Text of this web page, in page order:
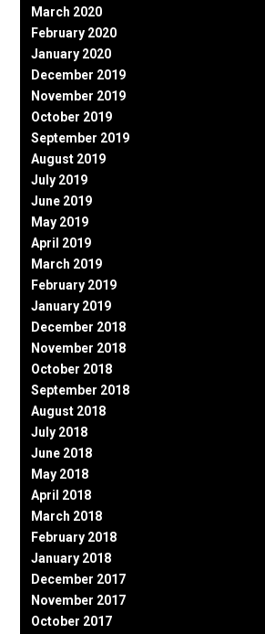
March 2020
February 2020
January 2020
December 2019
November 2019
October 2019
September 2019
August 2019
July 2019
June 2019
May 2019
April 2019
March 2019
February 2019
January 2019
December 2018
November 2018
October 2018
September 2018
August 2018
July 2018
June 2018
May 2018
April 2018
March 2018
February 2018
January 2018
December 2017
November 2017
October 2017